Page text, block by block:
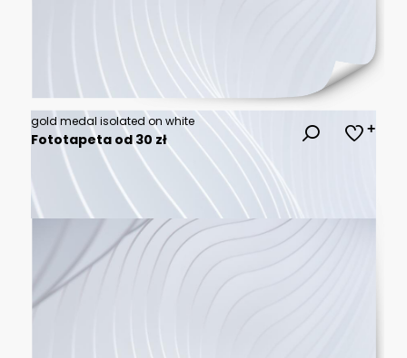
gold medal isolated on white
Fototapeta od 30 zł